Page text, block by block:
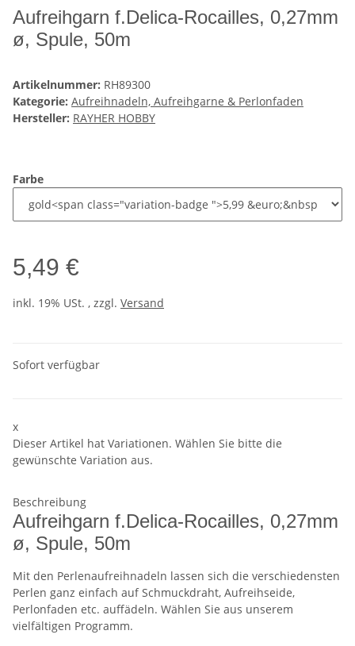
Aufreihgarn f.Delica-Rocailles, 0,27mm
ø, Spule, 50m
Artikelnummer: RH89300
Kategorie: Aufreihnadeln, Aufreihgarne & Perlonfaden
Hersteller: RAYHER HOBBY
Farbe
5,49 €
inkl. 19% USt. , zzgl. Versand
Sofort verfügbar
x
Dieser Artikel hat Variationen. Wählen Sie bitte die
gewünschte Variation aus.
Beschreibung
Aufreihgarn f.Delica-Rocailles, 0,27mm
ø, Spule, 50m
Mit den Perlenaufreihnadeln lassen sich die verschiedensten
Perlen ganz einfach auf Schmuckdraht, Aufreihseide,
Perlonfaden etc. auffädeln. Wählen Sie aus unserem
vielfältigen Programm.